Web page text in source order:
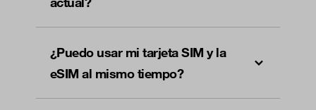
¿Puedo usar mi tarjeta SIM y la
eSIM al mismo tiempo?